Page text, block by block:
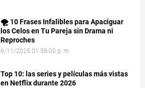
🌪️ 10 Frases Infalibles para Apaciguar
los Celos en Tu Pareja sin Drama ni
Reproches
6/11/2025 01:58:00 p. m.
Top 10: las series y películas más vistas
en Netflix durante 2026